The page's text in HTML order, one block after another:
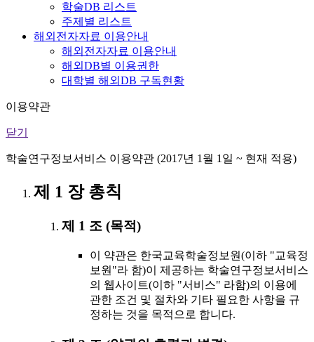
학술DB 리스트
주제별 리스트
해외전자자료 이용안내
해외전자자료 이용안내
해외DB별 이용권한
대학별 해외DB 구독현황
이용약관
닫기
학술연구정보서비스 이용약관 (2017년 1월 1일 ~ 현재 적용)
제 1 장 총칙
제 1 조 (목적)
이 약관은 한국교육학술정보원(이하 "교육정
보원"라 함)이 제공하는 학술연구정보서비스
의 웹사이트(이하 "서비스" 라함)의 이용에
관한 조건 및 절차와 기타 필요한 사항을 규
정하는 것을 목적으로 합니다.